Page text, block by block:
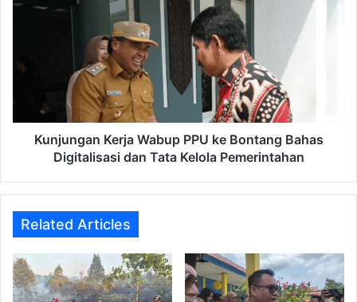
Kerja
Bontang
Digitalisasi
dan
Kunjungan Kerja Wabup PPU ke Bontang Bahas
Digitalisasi dan Tata Kelola Pemerintahan
Related Articles